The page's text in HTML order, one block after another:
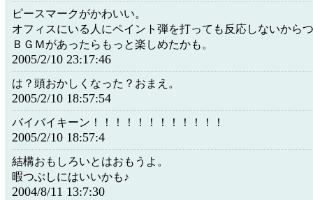
ピースマークがかわいい。
オフィスにいる人にペイント弾を打っても反応しないから
ＢＧＭがあったらもっと楽しめたかも。
2005/2/10 23:17:46
は？頭おかしくなった？おまえ。
2005/2/10 18:57:54
バイバイキーン！！！！！！！！！！！！
2005/2/10 18:57:4
結構おもしろいとはおもうよ。
暇つぶしにはいいかも♪
2004/8/11 13:7:30